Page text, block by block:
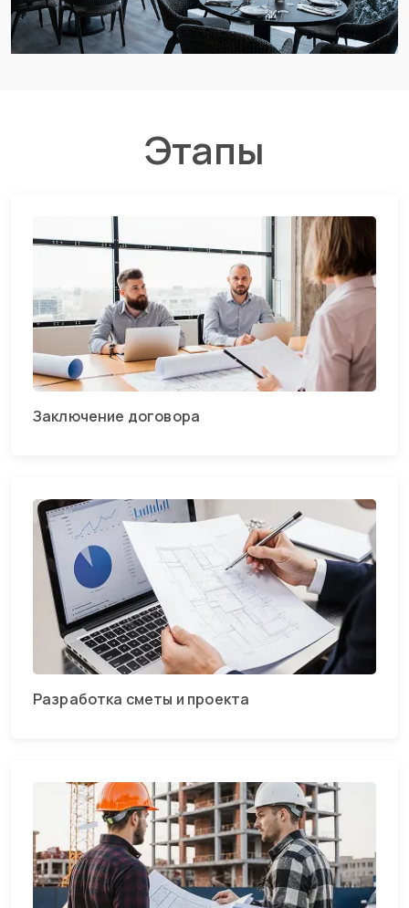
Этапы
Заключение договора
Разработка сметы и проекта